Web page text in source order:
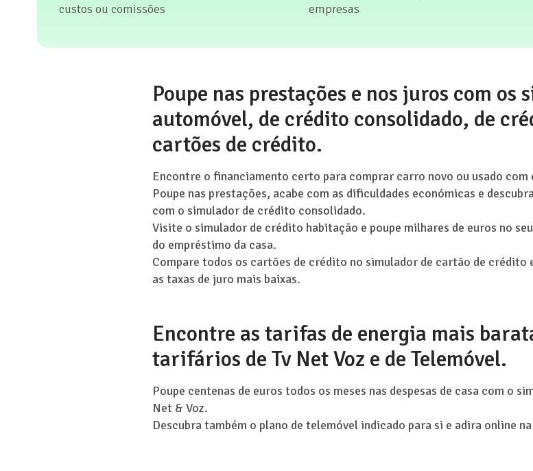
custos ou comissões
empresas
Poupe nas prestações e nos juros com os
automóvel, de crédito consolidado, de
cartões de crédito.
Encontre o financiamento certo para comprar carro novo ou usado
Poupe nas prestações, acabe com as dificuldades económicas e
com o simulador de crédito consolidado.
Visite o simulador de crédito habitação e poupe milhares de euros no
do empréstimo da casa.
Compare todos os cartões de crédito no simulador de cartão de crédito
as taxas de juro mais baixas.
Encontre as tarifas de energia mais
tarifários de Tv Net Voz e de Telemóvel.
Poupe centenas de euros todos os meses nas despesas de casa com o
Net & Voz.
Descubra também o plano de telemóvel indicado para si e adira online